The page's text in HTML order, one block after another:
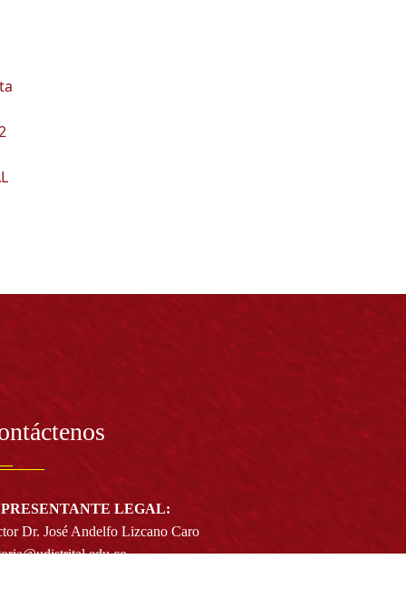
LEGAL:
Dr. José Andelfo Lizcano Caro